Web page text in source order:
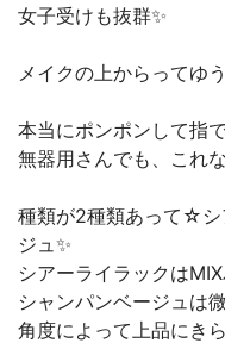
女子受けも抜群✨
メイクの上からってゆ
本当にポンポンして指
無器用さんでも、これ
種類が2種類あって☆シ
ジュ✨
シアーライラックは
シャンパンベージュは
角度によって上品にき